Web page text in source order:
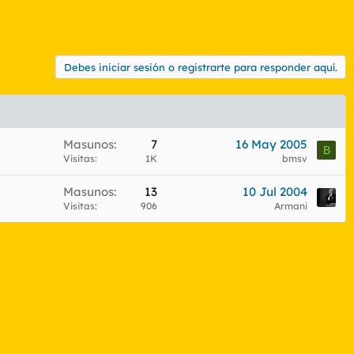
Debes iniciar sesión o registrarte para responder aquí.
Masunos 7
Visitas 1K
16 May 2005
bmsv
B
Masunos 13
Visitas 906
10 Jul 2004
Armani